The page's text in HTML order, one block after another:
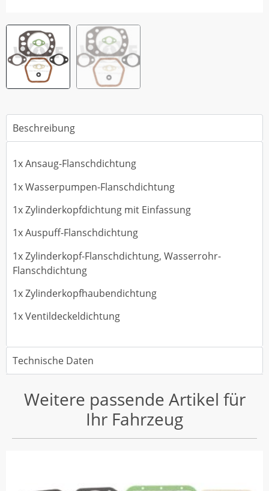
Beschreibung
1x Ansaug-Flanschdichtung
1x Wasserpumpen-Flanschdichtung
1x Zylinderkopfdichtung mit Einfassung
1x Auspuff-Flanschdichtung
1x Zylinderkopf-Flanschdichtung, Wasserrohr-
Flanschdichtung
1x Zylinderkopfhaubendichtung
1x Ventildeckeldichtung
Technische Daten
Weitere passende Artikel für
Ihr Fahrzeug